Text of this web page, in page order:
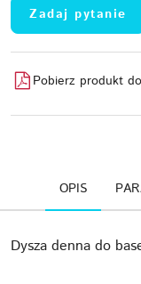
Zadaj pytanie
Pobierz produkt
OPIS
Dysza denna do